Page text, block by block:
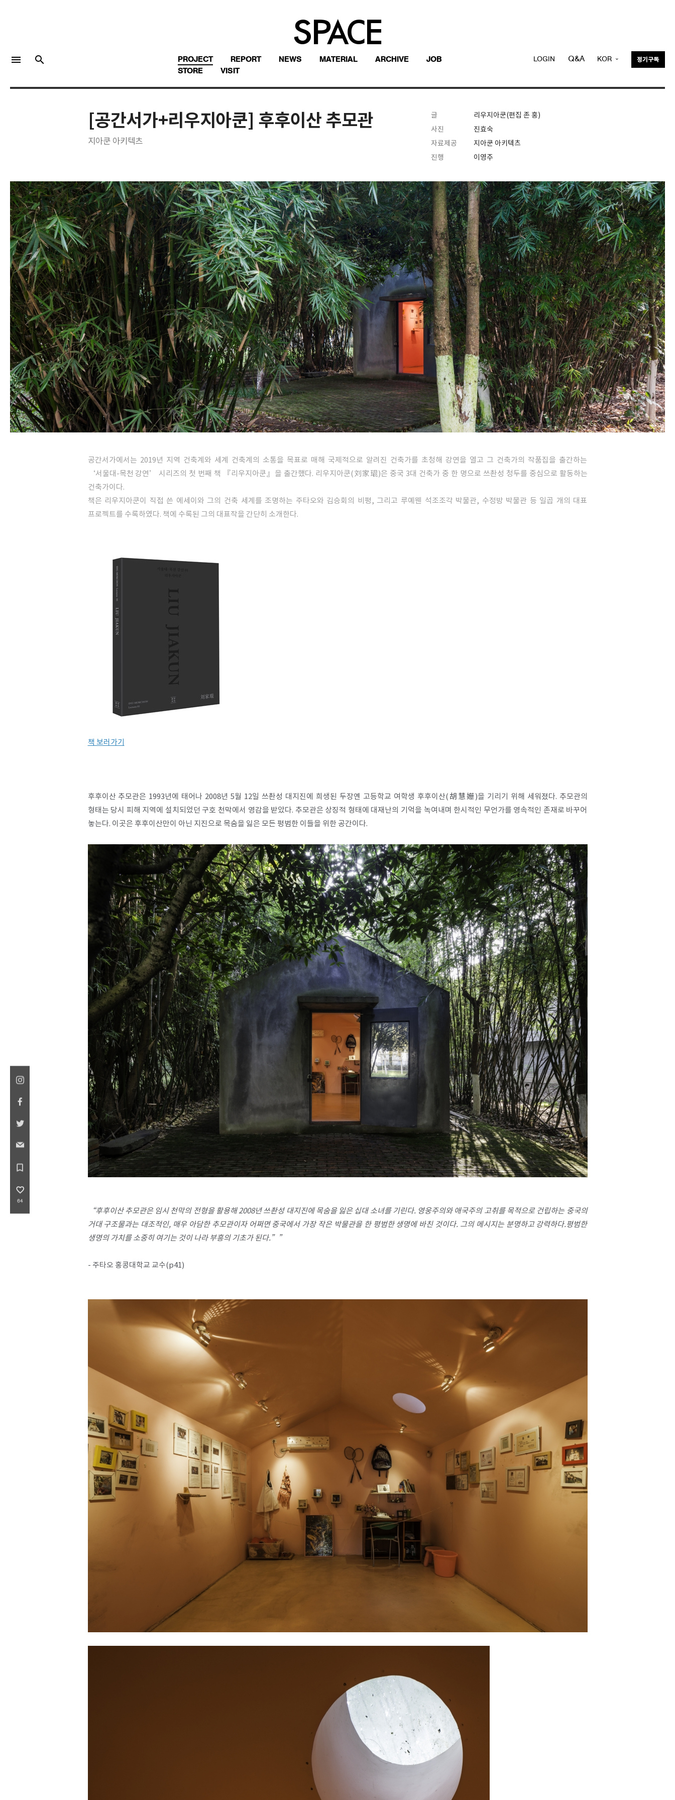
회원가입
Twitter 로그인
Naver 로그인
SPACE 소개
공지사항
기사문의
광고문의
Contact
menu search PROJECT REPORT NEWS MATERIAL ARCHIVE
JOB
STORE
VISIT
LOGIN Q&A KOR 정기구독
[공간서가+리우지아쿤] 후후이산 추모관
지아쿤 아키텍츠
글
리우지아쿤(편집 존 홍)
사진
진효숙
자료제공
지아쿤 아키텍츠
진행
이영주
공간서가에서는 2019년 지역 건축계와 세계 건축계의 소통을 목표로 매해 국제적으로 알려진 건축가를 초청해 강연을 열고 그 건축가의 작품집을 출간하는
‘서울대-목천 강연’ 시리즈의 첫 번째 책 『리우지아쿤』을 출간했다. 리우지아쿤(刘家琨)은 중국 3대 건축가 중 한 명으로 쓰촨성 청두를 중심으로 활동하는
건축가이다.
책은 리우지아쿤이 직접 쓴 에세이와 그의 건축 세계를 조명하는 주타오와 김승회의 비평, 그리고 루예웬 석조조각 박물관, 수정방 박물관 등 일곱 개의 대표
프로젝트를 수록하였다. 책에 수록된 그의 대표작을 간단히 소개한다.
책 보러가기
후후이산 추모관은 1993년에 태어나 2008년 5월 12일 쓰촨성 대지진에 희생된 두장옌 고등학교 여학생 후후이산(胡慧姗)을 기리기 위해 세워졌다. 추모관의
형태는 당시 피해 지역에 설치되었던 구호 천막에서 영감을 받았다. 추모관은 상징적 형태에 대재난의 기억을 녹여내며 한시적인 무언가를 영속적인 존재로 바꾸어
놓는다. 이곳은 후후이산만이 아닌 지진으로 목숨을 잃은 모든 평범한 이들을 위한 공간이다.
“​후후이산 추모관은 임시 천막의 전형을 활용해 2008년 쓰촨성 대지진에 목숨을 잃은 십대 소녀를 기린다. 영웅주의와 애국주의 고취를 목적으로 건립하는 중국의
거대 구조물과는 대조적인, 매우 아담한 추모관이자 어쩌면 중국에서 가장 작은 박물관을 한 평범한 생명에 바친 것이다. 그의 메시지는 분명하고 강력하다.평범한
생명의 가치를 소중히 여기는 것이 나라 부흥의 기초가 된다.”​ ”​
- ​주타오 홍콩대학교 교수(p41)
bookmark_border
favorite_border
64